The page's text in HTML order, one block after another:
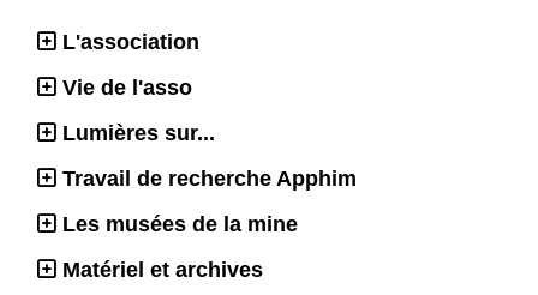
L'association
Vie de l'asso
Lumières sur...
Travail de recherche Apphim
Les musées de la mine
Matériel et archives